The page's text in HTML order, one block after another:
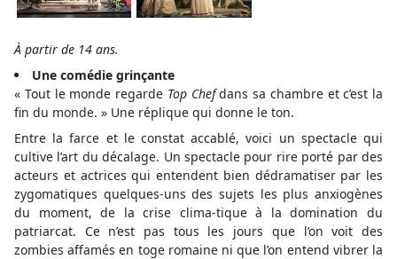
À partir de 14 ans.
Une comédie grinçante
« Tout le monde regarde Top Chefdans sa chambre et c’est la
fin du monde. » Une réplique qui donne le ton.
Entre la farce et le constat accablé, voici un spectacle qui
cultive l’art du décalage. Un spectacle pour rire porté par des
acteurs et actrices qui entendent bien dédramatiser par les
zygomatiques quelques-uns des sujets les plus anxiogènes
du moment, de la crise clima-tique à la domination du
patriarcat. Ce n’est pas tous les jours que l’on voit des
zombies affamés en toge romaine ni que l’on entend vibrer la